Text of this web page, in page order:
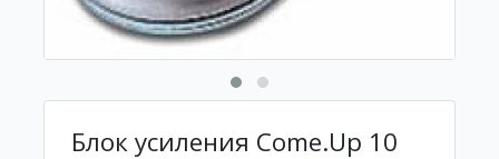
Блок усиления Come.Up 10